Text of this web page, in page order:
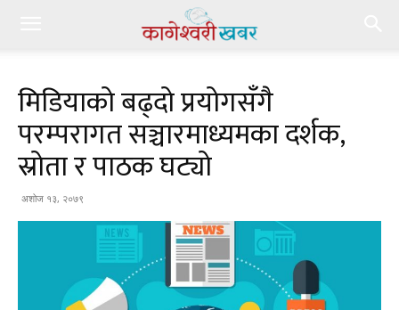
मिडियाको बढ्दो प्रयोगसँगै
परम्परागत सञ्चारमाध्यमका दर्शक,
स्रोता र पाठक घट्यो
अशोज १३, २०७९